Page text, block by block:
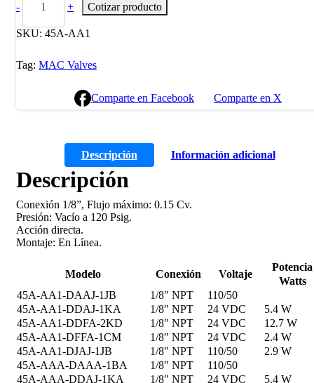
- + Cotizar producto
SKU: 45A-AA1
Tag: MAC Valves
Comparte en Facebook Comparte en X
Descripción Información adicional
Descripción
Conexión 1/8”, Flujo máximo: 0.15 Cv.
Presión: Vacío a 120 Psig.
Acción directa.
Montaje: En Línea.
Modelo Conexión Voltaje
Potencia
Watts
45A-AA1-DAAJ-1JB
1/8″ NPT
110/50
45A-AA1-DDAJ-1KA
1/8″ NPT 24 VDC
5.4 W
45A-AA1-DDFA-2KD
1/8″ NPT 24 VDC
12.7 W
45A-AA1-DFFA-1CM
1/8″ NPT 24 VDC
2.4 W
45A-AA1-DJAJ-1JB
1/8″ NPT 110/50
2.9 W
45A-AAA-DAAA-1BA
1/8″ NPT
110/50
45A-AAA-DDAJ-1KA
1/8″ NPT 24 VDC
5.4 W